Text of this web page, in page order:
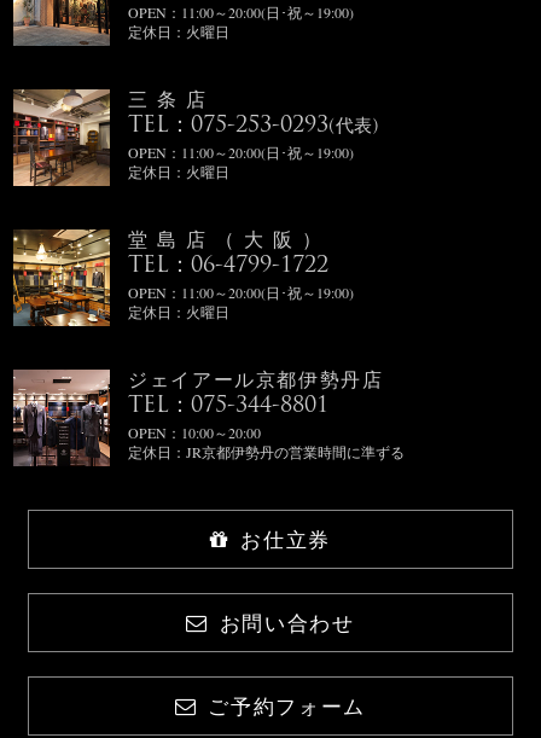
OPEN：11:00～20:00(日･祝～19:00)
定休日：火曜日
三条店
TEL：075-253-0293(代表)
OPEN：11:00～20:00(日･祝～19:00)
定休日：火曜日
堂島店（大阪）
TEL：06-4799-1722
OPEN：11:00～20:00(日･祝～19:00)
定休日：火曜日
ジェイアール京都伊勢丹店
TEL：075-344-8801
OPEN：10:00～20:00
定休日：JR京都伊勢丹の営業時間に準ずる
お仕立券
お問い合わせ
ご予約フォーム